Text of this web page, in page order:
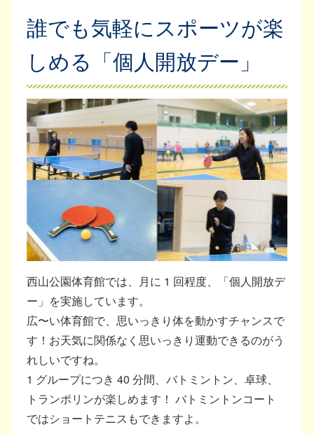
誰でも気軽にスポーツが楽
しめる「個人開放デー」
西山公園体育館では、月に 1 回程度、「個人開放デ
ー」を実施しています。
広〜い体育館で、思いっきり体を動かすチャンスで
す！お天気に関係なく思いっきり運動できるのがう
れしいですね。
1 グループにつき 40 分間、バトミントン、卓球、
トランポリンが楽しめます！ バトミントンコート
ではショートテニスもできますよ。